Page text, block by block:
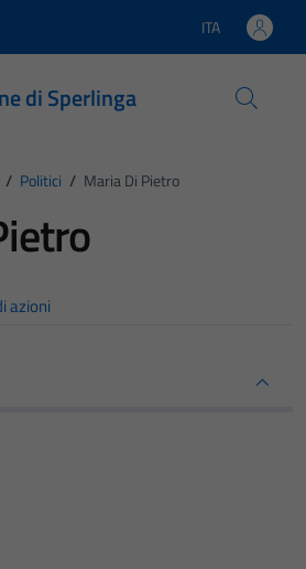
Lingua attiva:
ITA
di Sperlinga
/ Politici / Maria Di Pietro
azioni